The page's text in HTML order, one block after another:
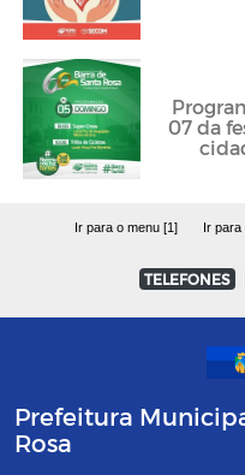
07 da
Ir para o menu [1] Ir para
TELEFONES
Prefeitura
Rosa